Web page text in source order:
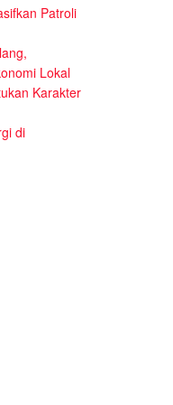
Patroli
Lokal
Karakter
di